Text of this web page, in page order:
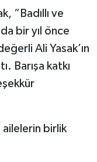
“Badıllı ve
bir yıl önce
Ali Yasak’ın
Barışa katkı
ailelerin birlik